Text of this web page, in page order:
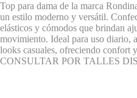
Top para dama de la marca
un estilo moderno y versátil.
elásticos y cómodos que brindan
movimiento. Ideal para uso diario,
looks casuales, ofreciendo confort
CONSULTAR POR TALLES